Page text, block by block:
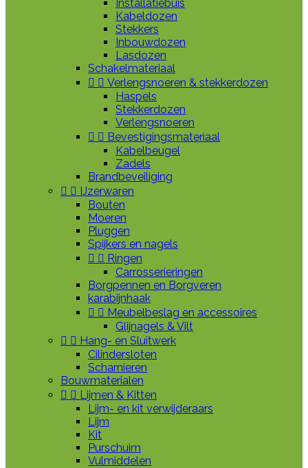
Installatiebuis
Kabeldozen
Stekkers
Inbouwdozen
Lasdozen
Schakelmateriaal
  Verlengsnoeren & stekkerdozen
Haspels
Stekkerdozen
Verlengsnoeren
  Bevestigingsmateriaal
Kabelbeugel
Zadels
Brandbeveiliging
  IJzerwaren
Bouten
Moeren
Pluggen
Spijkers en nagels
  Ringen
Carrosserieringen
Borgpennen en Borgveren
karabijnhaak
  Meubelbeslag en accessoires
Glijnagels & Vilt
  Hang- en Sluitwerk
Cilindersloten
Scharnieren
Bouwmaterialen
  Lijmen & Kitten
Lijm- en kit verwijderaars
Lijm
Kit
Purschuim
Vulmiddelen